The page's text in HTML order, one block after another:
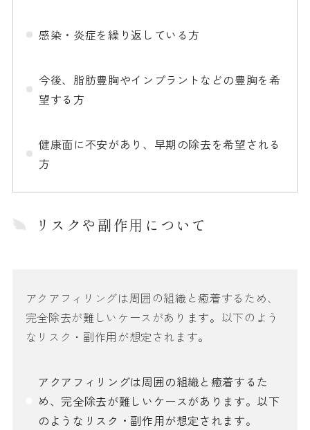
感染・炎症を繰り返している方
今後、脂肪豊胸やインプラントなどの豊胸を希
望する方
健康面に不安があり、早期の除去を希望される
方
リスクや副作用について
アクアフィリングは周囲の組織と癒着するため、
完全除去が難しいケースがあります。以下のよう
なリスク・副作用が想定されます。
アクアフィリングは周囲の組織と癒着するた
め、完全除去が難しいケースがあります。以下
のようなリスク・副作用が想定されます。